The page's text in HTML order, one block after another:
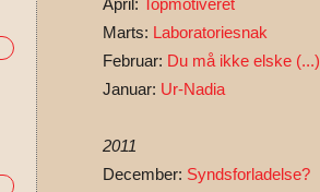
April: Topmotiveret
Marts: Laboratoriesnak
Februar: Du må ikke elske (...)
Januar: Ur-Nadia
2011
December: Syndsforladelse?